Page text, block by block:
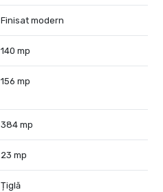
Finisat modern
140 mp
156 mp
384 mp
23 mp
Țiglă